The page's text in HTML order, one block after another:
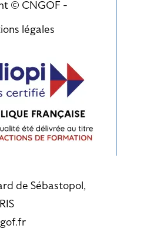
© CNGOF -
légales
de Sébastopol,